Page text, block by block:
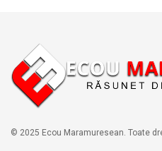
© 2025 Ecou Maramuresean. Toate